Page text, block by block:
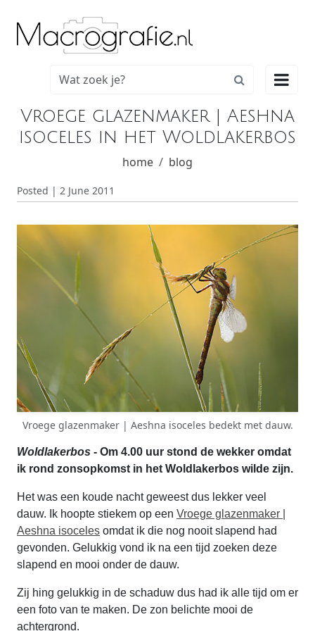

Vroege glazenmaker | Aeshna
isoceles in het Woldlakerbos
home blog
Posted | 2 June 2011
Vroege glazenmaker | Aeshna isoceles bedekt met dauw.
Woldlakerbos - Om 4.00 uur stond de wekker omdat
ik rond zonsopkomst in het Woldlakerbos wilde zijn.
Het was een koude nacht geweest dus lekker veel
dauw. Ik hoopte stiekem op een Vroege glazenmaker |
Aeshna isoceles omdat ik die nog nooit slapend had
gevonden. Gelukkig vond ik na een tijd zoeken deze
slapend en mooi onder de dauw.
Zij hing gelukkig in de schaduw dus had ik alle tijd om er
een foto van te maken. De zon belichte mooi de
achtergrond.